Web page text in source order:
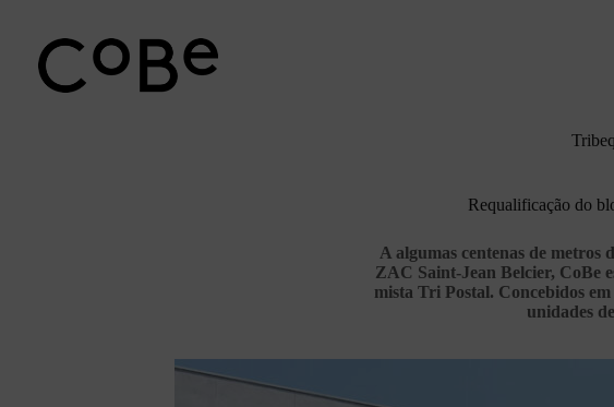
conteúdo
Requalificação do
A algumas centenas de metros
ZAC Saint-Jean Belcier, CoBe
mista Tri Postal. Concebidos
unidades